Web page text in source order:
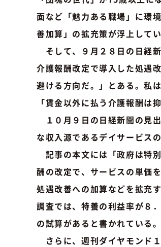
面など「魅力ある職場」に環
善加算」の拡充策が浮上して
そして、９月２８日の日経
介護報酬改定で導入した処遇
避ける方向だ。」とある。私
「賃金以外に払う介護報酬は
１０月９日の日経新聞の見
な収入源であるデイサービス
記事の本文には「政府は特
酬の改定で、サービスの単価
処遇改善への加算などを拡充
調査では、特養の利益率が８
の試算があると書かれている。
さらに、週刊ダイヤモンド